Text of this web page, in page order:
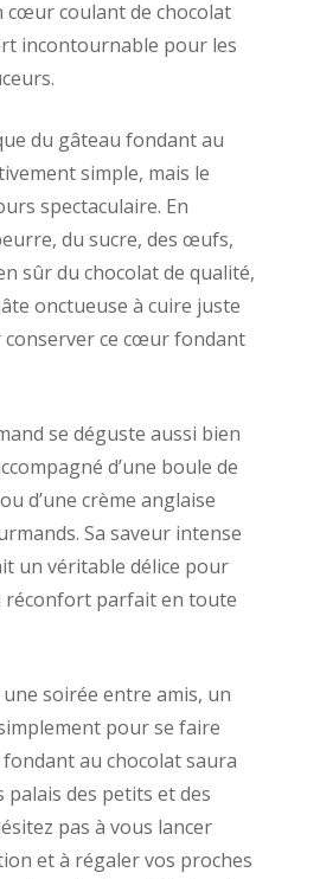
cœur coulant de chocolat
incontournable pour les
du gâteau fondant au
simple, mais le
spectaculaire. En
du sucre, des œufs,
sûr du chocolat de qualité,
onctueuse à cuire juste
conserver ce cœur fondant
se déguste aussi bien
d’une boule de
d’une crème anglaise
Sa saveur intense
un véritable délice pour
réconfort parfait en toute
soirée entre amis, un
pour se faire
au chocolat saura
des petits et des
pas à vous lancer
et à régaler vos proches